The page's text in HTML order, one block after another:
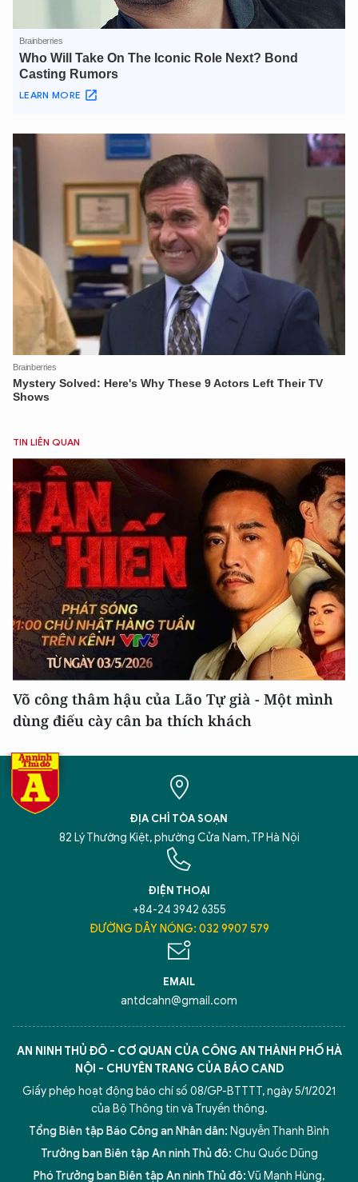
TIN LIÊN QUAN
Võ công thâm hậu của Lão Tự già - Một mình
dùng điếu cày cân ba thích khách
ĐỊA CHỈ TÒA SOẠN
82 Lý Thường Kiệt, phường Cửa Nam, TP Hà Nội
ĐIỆN THOẠI
+84-24 3942 6355
ĐƯỜNG DÂY NÓNG: 032 9907 579
EMAIL
antdcahn@gmail.com
AN NINH THỦ ĐÔ - CƠ QUAN CỦA CÔNG AN THÀNH PHỐ HÀ
NỘI - CHUYÊN TRANG CỦA BÁO CAND
Giấy phép hoạt động báo chí số 08/GP-BTTTT, ngày 5/1/2021
của Bộ Thông tin và Truyền thông.
Tổng Biên tập Báo Công an Nhân dân: Nguyễn Thanh Bình
Trưởng ban Biên tập An ninh Thủ đô: Chu Quốc Dũng
Phó Trưởng ban Biên tập An ninh Thủ đô:Vũ Mạnh Hùng,
An Ninh Thủ Đô nhé. Tôi sẵn sàng hỗ trợ!